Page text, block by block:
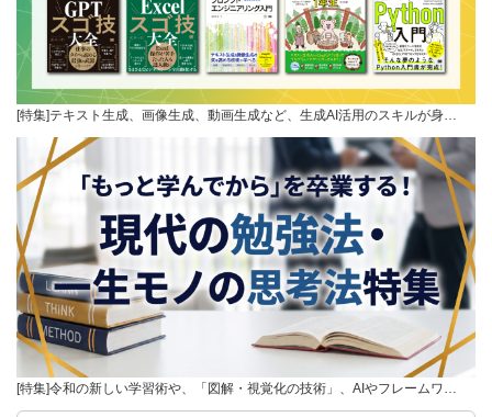
[特集]テキスト生成、画像生成、動画生成など、生成AI活用のスキルが身…
[特集]令和の新しい学習術や、「図解・視覚化の技術」、AIやフレームワ…